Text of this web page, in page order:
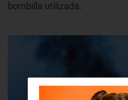
bombilla utilizada.